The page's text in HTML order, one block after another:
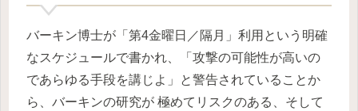
バーキン博士が「第4金曜日／隔月」利用という明確
なスケジュールで書かれ、「攻撃の可能性が高いの
であらゆる手段を講じよ」と警告されていることか
ら、バーキンの研究が 極めてリスクのある、そして